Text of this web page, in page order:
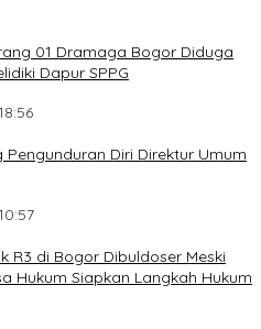
01 Dramaga Bogor Diduga
Dapur SPPG
Pengunduran Diri Direktur Umum
R3 di Bogor Dibuldoser Meski
Hukum Siapkan Langkah Hukum